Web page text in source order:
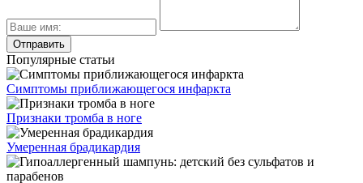
Популярные статьи
Симптомы приближающегося инфаркта
Признаки тромба в ноге
Умеренная брадикардия